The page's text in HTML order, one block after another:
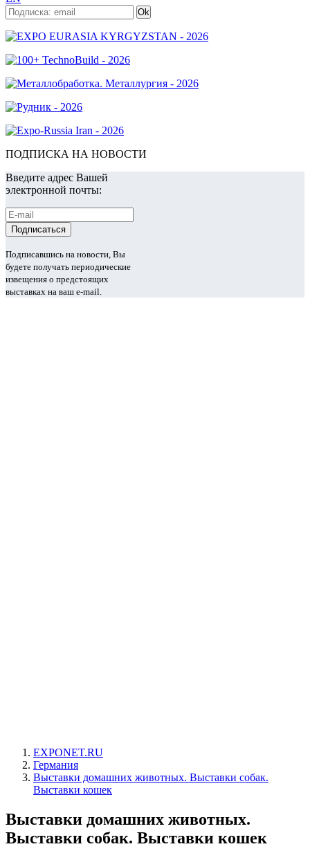
ПОДПИСКА НА НОВОСТИ
Введите адрес Вашей
электронной почты:
Подписавшись на новости, Вы
будете получать периодические
извещения о предстоящих
выставках на ваш e-mail.
EXPONET.RU
Германия
Выставки домашних животных. Выставки собак.
Выставки кошек
Выставки домашних животных.
Выставки собак. Выставки кошек